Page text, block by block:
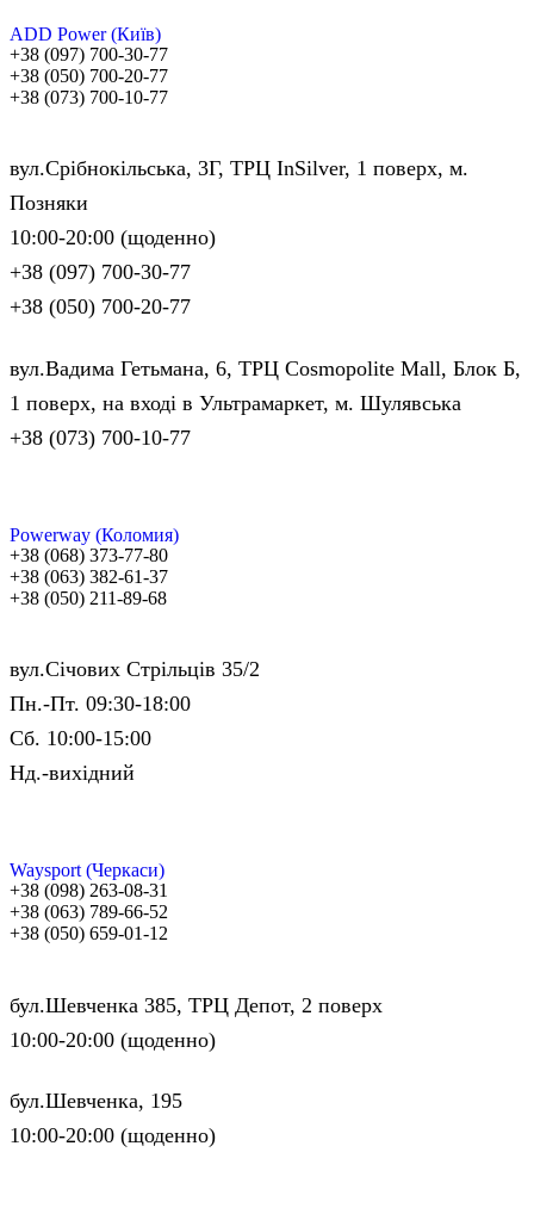
ADD Power (Київ)
+38 (097) 700-30-77
+38 (050) 700-20-77
+38 (073) 700-10-77
вул.Срібнокільська, 3Г, ТРЦ InSilver, 1 поверх, м.
Позняки
10:00-20:00 (щоденно)
+38 (097) 700-30-77
+38 (050) 700-20-77
вул.Вадима Гетьмана, 6, ТРЦ Cosmopolite Mall, Блок Б,
1 поверх, на вході в Ультрамаркет, м. Шулявська
+38 (073) 700-10-77
Powerway (Коломия)
+38 (068) 373-77-80
+38 (063) 382-61-37
+38 (050) 211-89-68
вул.Січових Стрільців 35/2
Пн.-Пт. 09:30-18:00
Сб. 10:00-15:00
Нд.-вихідний
Waysport (Черкаси)
+38 (098) 263-08-31
+38 (063) 789-66-52
+38 (050) 659-01-12
бул.Шевченка 385, ТРЦ Депот, 2 поверх
10:00-20:00 (щоденно)
бул.Шевченка, 195
10:00-20:00 (щоденно)